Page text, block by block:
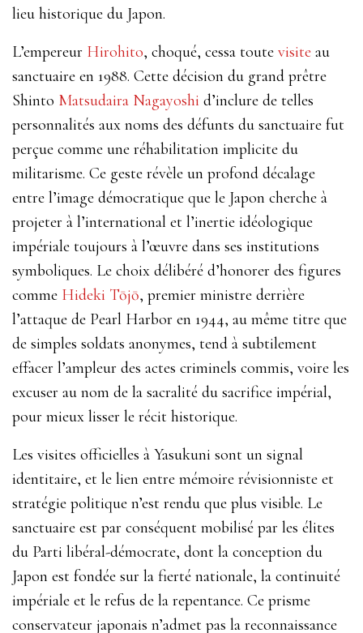
lieu historique du Japon.
L’empereur Hirohito, choqué, cessa toute visite au
sanctuaire en 1988. Cette décision du grand prêtre
Shinto Matsudaira Nagayoshi d’inclure de telles
personnalités aux noms des défunts du sanctuaire fut
perçue comme une réhabilitation implicite du
militarisme. Ce geste révèle un profond décalage
entre l’image démocratique que le Japon cherche à
projeter à l’international et l’inertie idéologique
impériale toujours à l’œuvre dans ses institutions
symboliques. Le choix délibéré d’honorer des figures
comme Hideki Tōjō, premier ministre derrière
l’attaque de Pearl Harbor en 1944, au même titre que
de simples soldats anonymes, tend à subtilement
effacer l’ampleur des actes criminels commis, voire les
excuser au nom de la sacralité du sacrifice impérial,
pour mieux lisser le récit historique.
Les visites officielles à Yasukuni sont un signal
identitaire, et le lien entre mémoire révisionniste et
stratégie politique n’est rendu que plus visible. Le
sanctuaire est par conséquent mobilisé par les élites
du Parti libéral-démocrate, dont la conception du
Japon est fondée sur la fierté nationale, la continuité
impériale et le refus de la repentance. Ce prisme
conservateur japonais n’admet pas la reconnaissance